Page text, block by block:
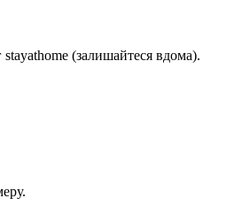
(залишайтеся вдома).